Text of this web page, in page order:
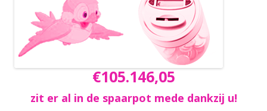
€105.146,05
zit er al in de spaarpot mede dankzij u!